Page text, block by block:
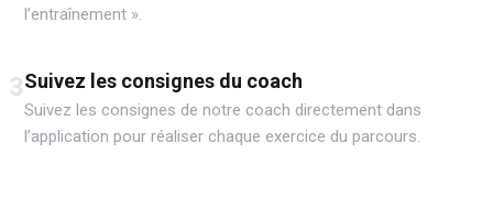
l’entraînement ».
3Suivez les consignes du coach
Suivez les consignes de notre coach directement dans
l’application pour réaliser chaque exercice du parcours.